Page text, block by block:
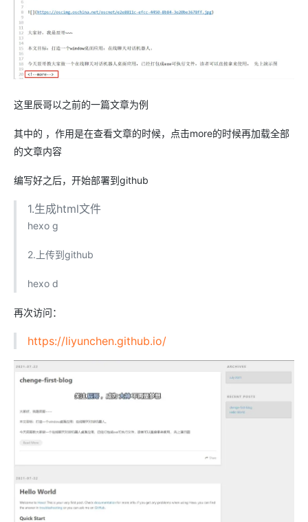
这里辰哥以之前的一篇文章为例
其中的 ，作用是在查看文章的时候，点击more的时候再加载全部
的文章内容
编写好之后，开始部署到github
1.生成html文件
hexo g
2.上传到github
hexo d
再次访问：
https://liyunchen.github.io/